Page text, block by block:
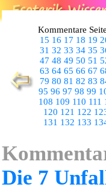
Kommentare Seite
15 16 17 18 19
31 32 33 34 35
47 48 49 50 51
63 64 65 66 67
79 80 81 82 83
95 96 97 98 99
108 109 110 111
120 121 122
131 132 133
Die 7